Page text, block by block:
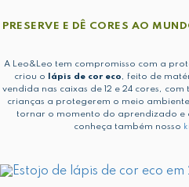
PRESERVE E DÊ CORES AO
A Leo&Leo tem compromisso com a
criou o
lápis de cor eco, feito de
vendida nas caixas de 12 e 24 cores,
crianças a protegerem o meio
tornar o momento do aprendizado e
conheça também nosso